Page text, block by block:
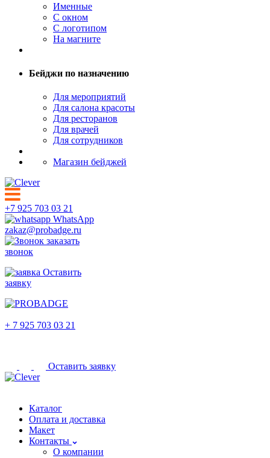
Именные
С окном
С логотипом
На магните
Бейджи по назначению
Для мероприятий
Для салона красоты
Для ресторанов
Для врачей
Для сотрудников
Магазин бейджей
+7 925 703 03 21
WhatsApp
zakaz@probadge.ru
заказать
звонок
Оставить
заявку
+ 7 925 703 03 21
Оставить заявку
Каталог
Оплата и доставка
Макет
Контакты
О компании